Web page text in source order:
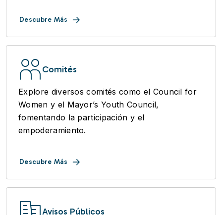
Descubre Más
Comités
Explore diversos comités como el Council for
Women y el Mayor’s Youth Council,
fomentando la participación y el
empoderamiento.
Descubre Más
Avisos Públicos